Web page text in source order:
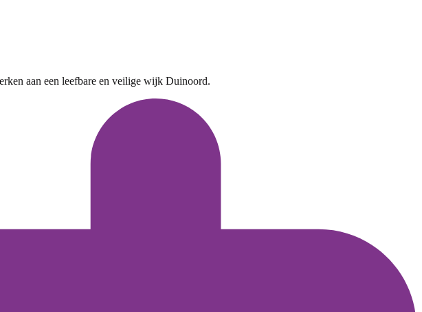
aan een leefbare en veilige wijk Duinoord.